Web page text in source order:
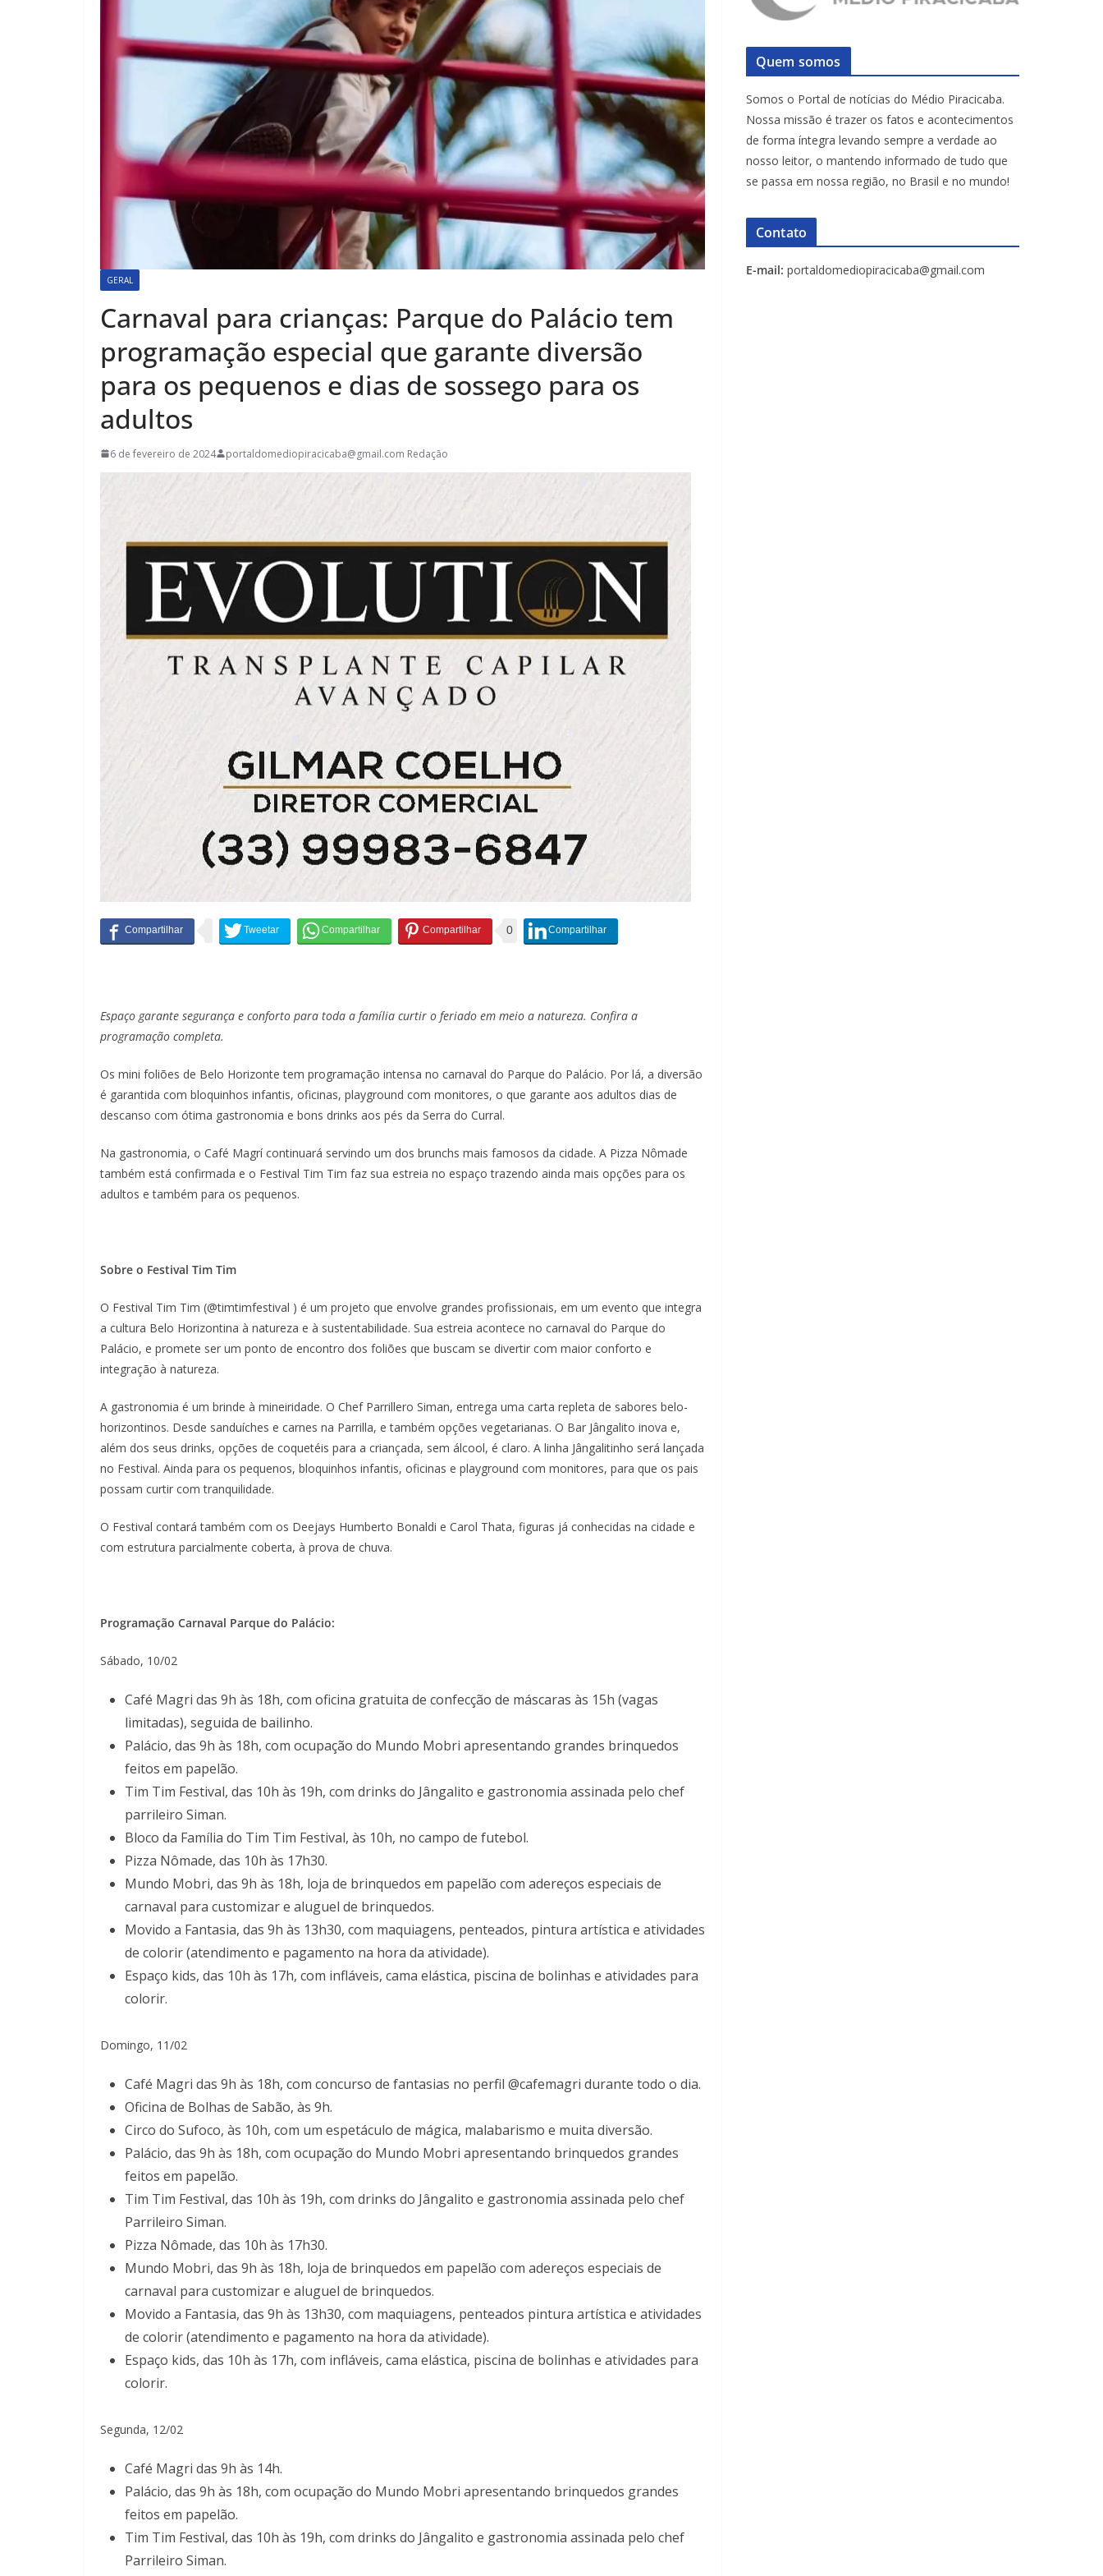
GERAL
Carnaval para crianças: Parque do Palácio tem
programação especial que garante diversão
para os pequenos e dias de sossego para os
adultos
6 de fevereiro de 2024 portaldomediopiracicaba@gmail.com Redação
0
Espaço garante segurança e conforto para toda a família curtir o feriado em meio a natureza. Confira a
programação completa.
Os mini foliões de Belo Horizonte tem programação intensa no carnaval do Parque do Palácio. Por lá, a diversão
é garantida com bloquinhos infantis, oficinas, playground com monitores, o que garante aos adultos dias de
descanso com ótima gastronomia e bons drinks aos pés da Serra do Curral.
Na gastronomia, o Café Magrí continuará servindo um dos brunchs mais famosos da cidade. A Pizza Nômade
também está confirmada e o Festival Tim Tim faz sua estreia no espaço trazendo ainda mais opções para os
adultos e também para os pequenos.
Sobre o Festival Tim Tim
O Festival Tim Tim (@timtimfestival ) é um projeto que envolve grandes profissionais, em um evento que integra
a cultura Belo Horizontina à natureza e à sustentabilidade. Sua estreia acontece no carnaval do Parque do
Palácio, e promete ser um ponto de encontro dos foliões que buscam se divertir com maior conforto e
integração à natureza.
A gastronomia é um brinde à mineiridade. O Chef Parrillero Siman, entrega uma carta repleta de sabores belo-
horizontinos. Desde sanduíches e carnes na Parrilla, e também opções vegetarianas. O Bar Jângalito inova e,
além dos seus drinks, opções de coquetéis para a criançada, sem álcool, é claro. A linha Jângalitinho será lançada
no Festival. Ainda para os pequenos, bloquinhos infantis, oficinas e playground com monitores, para que os pais
possam curtir com tranquilidade.
O Festival contará também com os Deejays Humberto Bonaldi e Carol Thata, figuras já conhecidas na cidade e
com estrutura parcialmente coberta, à prova de chuva.
Programação Carnaval Parque do Palácio:
Sábado, 10/02
Café Magri das 9h às 18h, com oficina gratuita de confecção de máscaras às 15h (vagas
limitadas), seguida de bailinho.
Palácio, das 9h às 18h, com ocupação do Mundo Mobri apresentando grandes brinquedos
feitos em papelão.
Tim Tim Festival, das 10h às 19h, com drinks do Jângalito e gastronomia assinada pelo chef
parrileiro Siman.
Bloco da Família do Tim Tim Festival, às 10h, no campo de futebol.
Pizza Nômade, das 10h às 17h30.
Mundo Mobri, das 9h às 18h, loja de brinquedos em papelão com adereços especiais de
carnaval para customizar e aluguel de brinquedos.
Movido a Fantasia, das 9h às 13h30, com maquiagens, penteados, pintura artística e atividades
de colorir (atendimento e pagamento na hora da atividade).
Espaço kids, das 10h às 17h, com infláveis, cama elástica, piscina de bolinhas e atividades para
colorir.
Domingo, 11/02
Café Magri das 9h às 18h, com concurso de fantasias no perfil @cafemagri durante todo o dia.
Oficina de Bolhas de Sabão, às 9h.
Circo do Sufoco, às 10h, com um espetáculo de mágica, malabarismo e muita diversão.
Palácio, das 9h às 18h, com ocupação do Mundo Mobri apresentando brinquedos grandes
feitos em papelão.
Tim Tim Festival, das 10h às 19h, com drinks do Jângalito e gastronomia assinada pelo chef
Parrileiro Siman.
Pizza Nômade, das 10h às 17h30.
Mundo Mobri, das 9h às 18h, loja de brinquedos em papelão com adereços especiais de
carnaval para customizar e aluguel de brinquedos.
Movido a Fantasia, das 9h às 13h30, com maquiagens, penteados pintura artística e atividades
de colorir (atendimento e pagamento na hora da atividade).
Espaço kids, das 10h às 17h, com infláveis, cama elástica, piscina de bolinhas e atividades para
colorir.
Segunda, 12/02
Café Magri das 9h às 14h.
Palácio, das 9h às 18h, com ocupação do Mundo Mobri apresentando brinquedos grandes
feitos em papelão.
Tim Tim Festival, das 10h às 19h, com drinks do Jângalito e gastronomia assinada pelo chef
Parrileiro Siman.
Quem somos
Somos o Portal de notícias do Médio Piracicaba.
Nossa missão é trazer os fatos e acontecimentos
de forma íntegra levando sempre a verdade ao
nosso leitor, o mantendo informado de tudo que
se passa em nossa região, no Brasil e no mundo!
Contato
E-mail: portaldomediopiracicaba@gmail.com